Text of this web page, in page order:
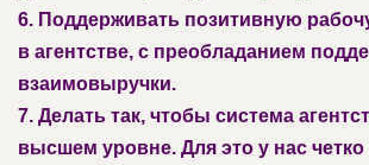
6. Поддерживать позитивную
в агентстве, с преобладанием
взаимовыручки.
7. Делать так, чтобы система
высшем уровне. Для это у нас